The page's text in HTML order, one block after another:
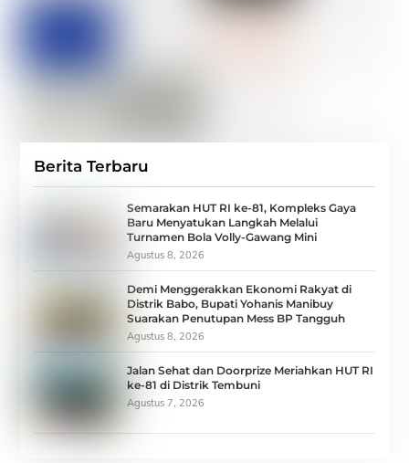
Berita Terbaru
Semarakan HUT RI ke-81, Kompleks Gaya
Baru Menyatukan Langkah Melalui
Turnamen Bola Volly-Gawang Mini
Agustus 8, 2026
Demi Menggerakkan Ekonomi Rakyat di
Distrik Babo, Bupati Yohanis Manibuy
Suarakan Penutupan Mess BP Tangguh
Agustus 8, 2026
Jalan Sehat dan Doorprize Meriahkan HUT RI
ke-81 di Distrik Tembuni
Agustus 7, 2026